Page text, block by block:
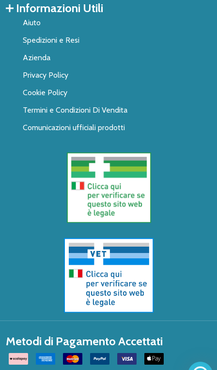
Informazioni Utili
Aiuto
Spedizioni e Resi
Azienda
Privacy Policy
Cookie Policy
Termini e Condizioni Di Vendita
Comunicazioni ufficiali prodotti
Metodi di Pagamento Accettati